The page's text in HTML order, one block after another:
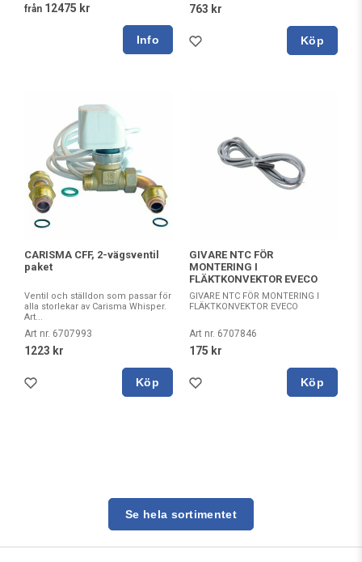
från 12475 kr 763 kr
Köp
CARISMA CFF, 2-vägsventil
paket
Ventil och ställdon som passar för
alla storlekar av Carisma Whisper.
Art...
Art nr. 6707993
1223 kr
Köp
GIVARE NTC FÖR
MONTERING I
FLÄKTKONVEKTOR EVECO
GIVARE NTC FÖR MONTERING I
FLÄKTKONVEKTOR EVECO
Art nr. 6707846
175 kr
Köp
Se hela sortimentet